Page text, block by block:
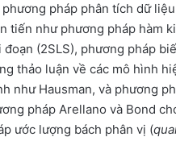
1.490.000₫
pháp phân tích dữ
tiến như phương pháp hàm
(2SLS), phương pháp
thảo luận về các mô hình
như Hausman, và phương
pháp Arellano và Bond
ước lượng bách phân vị (